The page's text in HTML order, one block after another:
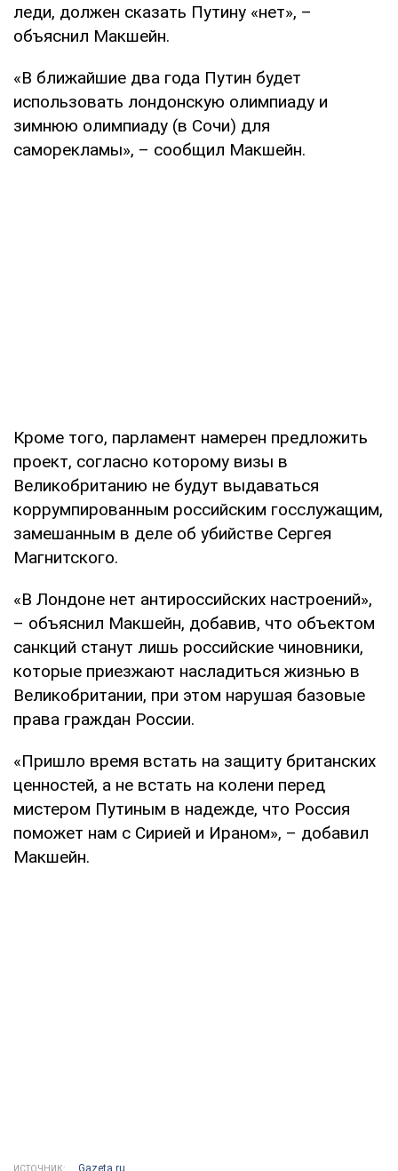
леди, должен сказать Путину «нет», –
объяснил Макшейн.
«В ближайшие два года Путин будет
использовать лондонскую олимпиаду и
зимнюю олимпиаду (в Сочи) для
саморекламы», – сообщил Макшейн.
Кроме того, парламент намерен предложить
проект, согласно которому визы в
Великобританию не будут выдаваться
коррумпированным российским госслужащим,
замешанным в деле об убийстве Сергея
Магнитского.
«В Лондоне нет антироссийских настроений»,
– объяснил Макшейн, добавив, что объектом
санкций станут лишь российские чиновники,
которые приезжают насладиться жизнью в
Великобритании, при этом нарушая базовые
права граждан России.
«Пришло время встать на защиту британских
ценностей, а не встать на колени перед
мистером Путиным в надежде, что Россия
поможет нам с Сирией и Ираном», – добавил
Макшейн.
ИСТОЧНИК: Gazeta.ru